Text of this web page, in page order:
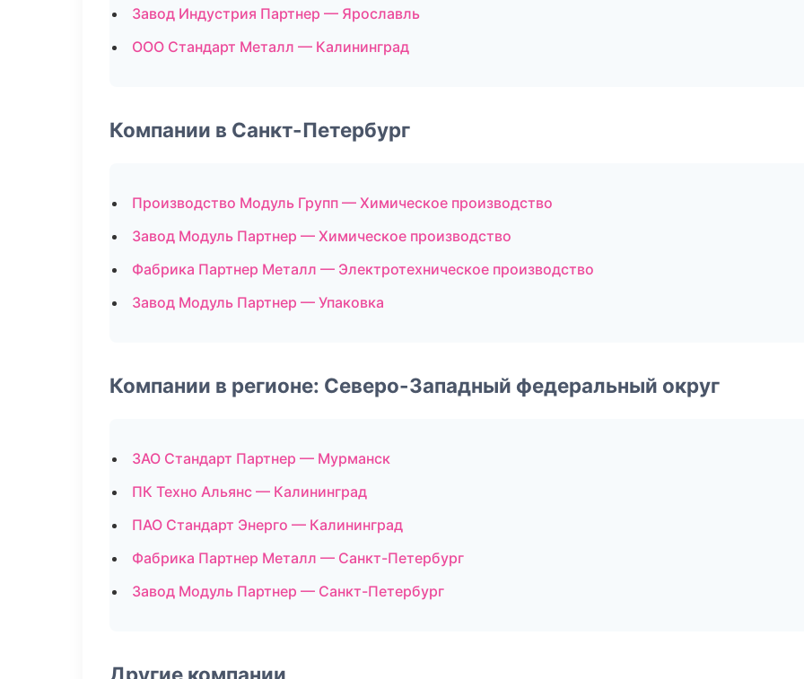
Завод Индустрия Партнер — Ярославль
ООО Стандарт Металл — Калининград
Компании в Санкт-Петербург
Производство Модуль Групп — Химическое производство
Завод Модуль Партнер — Химическое производство
Фабрика Партнер Металл — Электротехническое производство
Завод Модуль Партнер — Упаковка
Компании в регионе: Северо-Западный федеральный округ
ЗАО Стандарт Партнер — Мурманск
ПК Техно Альянс — Калининград
ПАО Стандарт Энерго — Калининград
Фабрика Партнер Металл — Санкт-Петербург
Завод Модуль Партнер — Санкт-Петербург
Другие компании